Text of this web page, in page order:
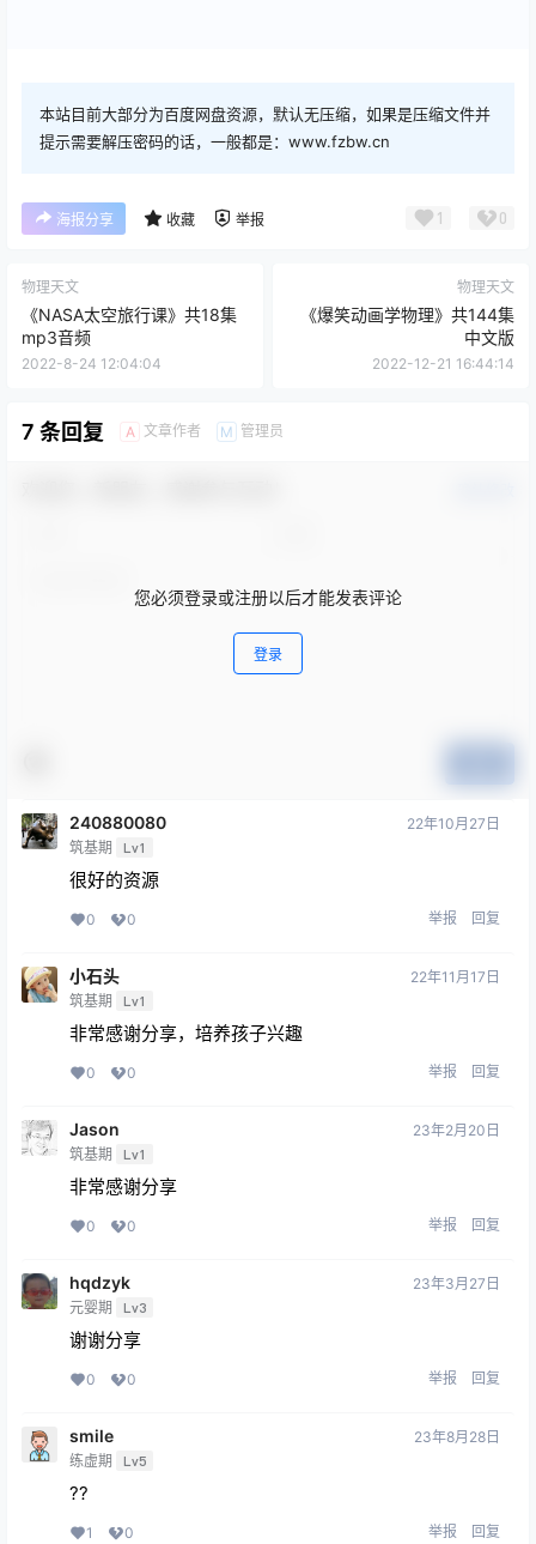
本站目前大部分为百度网盘资源，默认无压缩，如果是压缩文件并
提示需要解压密码的话，一般都是：www.fzbw.cn
海报分享 收藏 举报 1 0
物理天文
《NASA太空旅行课》共18集
mp3音频
2022-8-24 12:04:04
物理天文
《爆笑动画学物理》共144集
中文版
2022-12-21 16:44:14
7 条回复 A 文章作者 M 管理员
您必须登录或注册以后才能发表评论
登录
240880080
筑基期 Lv1
22年10月27日
很好的资源
0 0 举报 回复
小石头
筑基期 Lv1
22年11月17日
非常感谢分享，培养孩子兴趣
0 0 举报 回复
Jason
筑基期 Lv1
23年2月20日
非常感谢分享
0 0 举报 回复
hqdzyk
元婴期 Lv3
23年3月27日
谢谢分享
0 0 举报 回复
smile
练虚期 Lv5
23年8月28日
??
1 0 举报 回复